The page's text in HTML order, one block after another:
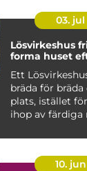
03. jul
Lösvirkeshus frihet att
forma huset
Ett
bräda för
plats, istället
ihop av färdiga
10. jun